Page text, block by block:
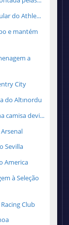
do Athle...
e mantém
a
City
do Altınordu
camisa devi...
Sevilla
America
à Seleção
Club